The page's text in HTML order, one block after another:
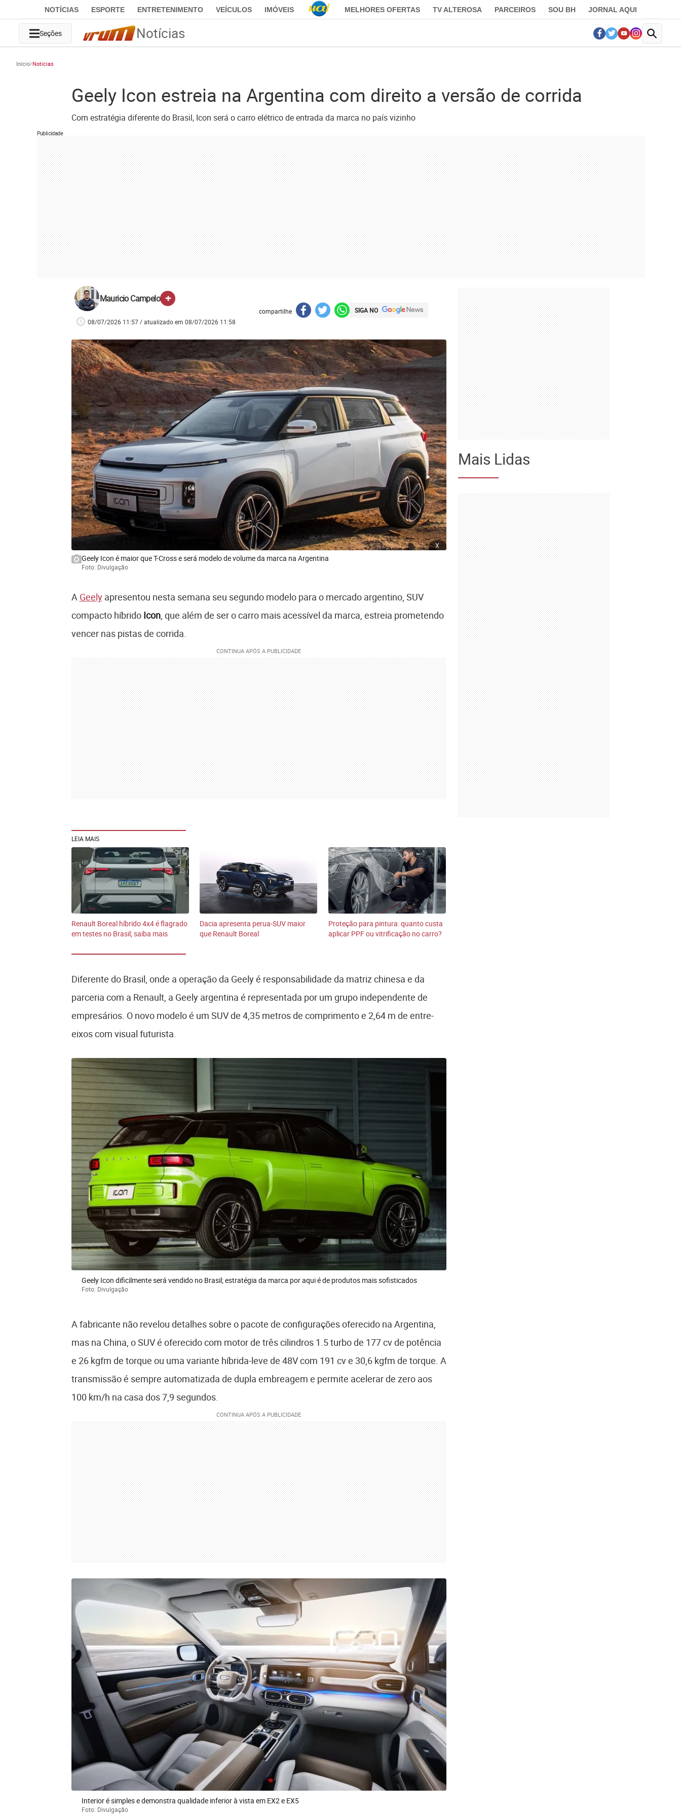
NOTÍCIAS ESPORTE ENTRETENIMENTO VEÍCULOS IMÓVEIS MELHORES OFERTAS TV ALTEROSA PARCEIROS SOU BH JORNAL AQUI
Seções Notícias
Início Notícias
Geely Icon estreia na Argentina com direito a versão de corrida
Com estratégia diferente do Brasil, Icon será o carro elétrico de entrada da marca no país vizinho
Publicidade
Mauricio Campelo +
08/07/2026 11:57 / atualizado em 08/07/2026 11:58
compartilhe SIGA NO
x
Geely Icon é maior que T-Cross e será modelo de volume da marca na Argentina
Foto: Divulgação
A Geelyapresentou nesta semana seu segundo modelo para o mercado argentino, SUV
compacto híbrido Icon, que além de ser o carro mais acessível da marca, estreia prometendo
vencer nas pistas de corrida.
LEIA MAIS
Renault Boreal híbrido 4x4 é flagrado
em testes no Brasil; saiba mais
Dacia apresenta perua-SUV maior
que Renault Boreal
Proteção para pintura: quanto custa
aplicar PPF ou vitrificação no carro?
Diferente do Brasil, onde a operação da Geely é responsabilidade da matriz chinesa e da
parceria com a Renault, a Geely argentina é representada por um grupo independente de
empresários. O novo modelo é um SUV de 4,35 metros de comprimento e 2,64 m de entre-
eixos com visual futurista.
Geely Icon dificilmente será vendido no Brasil; estratégia da marca por aqui é de produtos mais sofisticados
Foto: Divulgação
A fabricante não revelou detalhes sobre o pacote de configurações oferecido na Argentina,
mas na China, o SUV é oferecido com motor de três cilindros 1.5 turbo de 177 cv de potência
e 26 kgfm de torque ou uma variante híbrida-leve de 48V com 191 cv e 30,6 kgfm de torque. A
transmissão é sempre automatizada de dupla embreagem e permite acelerar de zero aos
100 km/h na casa dos 7,9 segundos.
Interior é simples e demonstra qualidade inferior à vista em EX2 e EX5
Foto: Divulgação
Mais Lidas